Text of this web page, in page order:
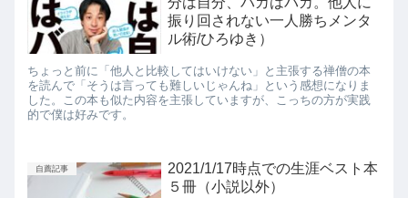
振り回されない一人勝ちメンタ
ル術/ひろゆき）
ちょっと前に「他人と比較してはいけない」と主張する禅僧の本
を読んで「そうは言っても難しいじゃんね」という感想になりま
した。この本も似た内容を主張していますが、こっちの方が実践
的で僕は好みです。
自薦記事
2021/1/17時点での生涯ベスト本
５冊（小説以外）